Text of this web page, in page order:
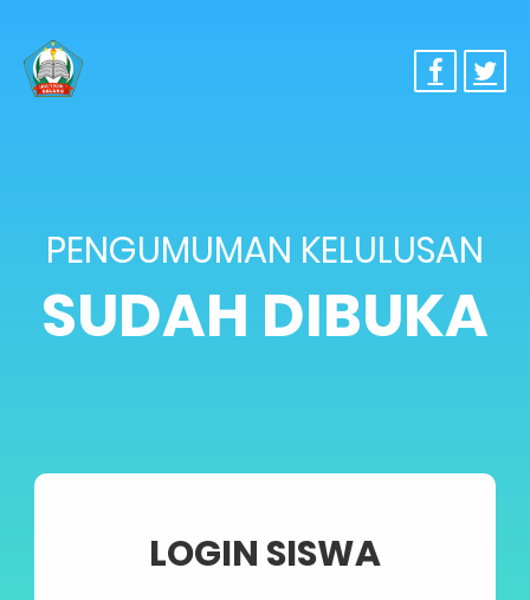
PENGUMUMAN KELULUSAN
SUDAH DIBUKA
LOGIN SISWA